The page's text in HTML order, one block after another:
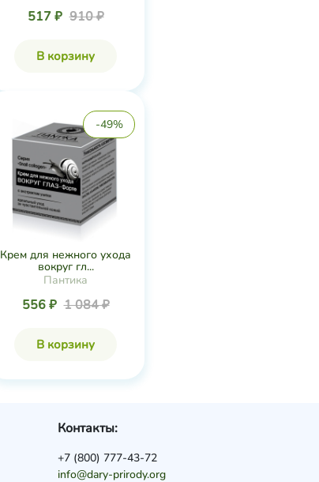
517 ₽ 910 ₽
В корзину
-49%
Крем для нежного ухода
вокруг гл...
Пантика
556 ₽ 1 084 ₽
В корзину
Контакты:
+7 (800) 777-43-72
info@dary-prirody.org